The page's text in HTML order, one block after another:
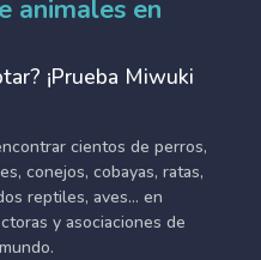
animales en
¡Prueba Miwuki
cientos de perros,
conejos, cobayas, ratas,
reptiles, aves... en
y asociaciones de